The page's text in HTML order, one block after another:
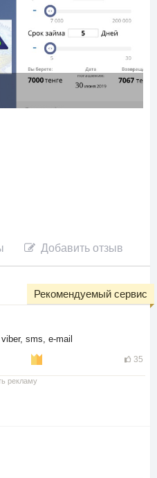
Добавить отзыв
sms, e-mail
35
Рекомендуемый сервис
рекламу